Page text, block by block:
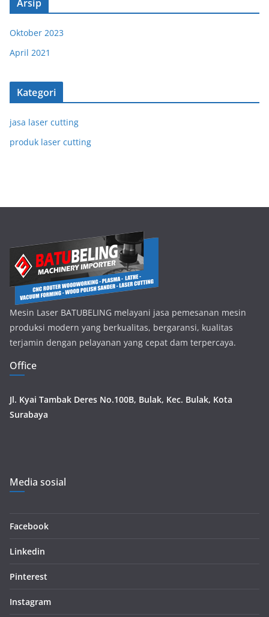
Arsip
Oktober 2023
April 2021
Kategori
jasa laser cutting
produk laser cutting
Mesin Laser BATUBELING melayani jasa pemesanan mesin
produksi modern yang berkualitas, bergaransi, kualitas
terjamin dengan pelayanan yang cepat dam terpercaya.
Office
Jl. Kyai Tambak Deres No.100B, Bulak, Kec. Bulak, Kota
Surabaya
Media sosial
Facebook
Linkedin
Pinterest
Instagram